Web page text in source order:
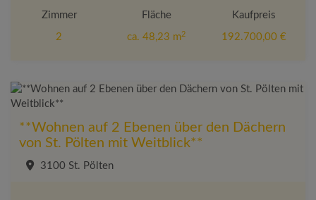
Zimmer
2
Fläche
ca. 48,23 m2
Kaufpreis
192.700,00 €
**Wohnen auf 2 Ebenen über den Dächern
von St. Pölten mit Weitblick**
3100 St. Pölten